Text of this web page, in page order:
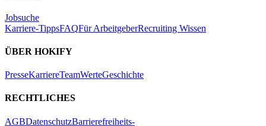
Jobsuche
Karriere-TippsFAQFür ArbeitgeberRecruiting Wissen
ÜBER HOKIFY
PresseKarriereTeamWerteGeschichte
RECHTLICHES
AGBDatenschutzBarrierefreiheits-